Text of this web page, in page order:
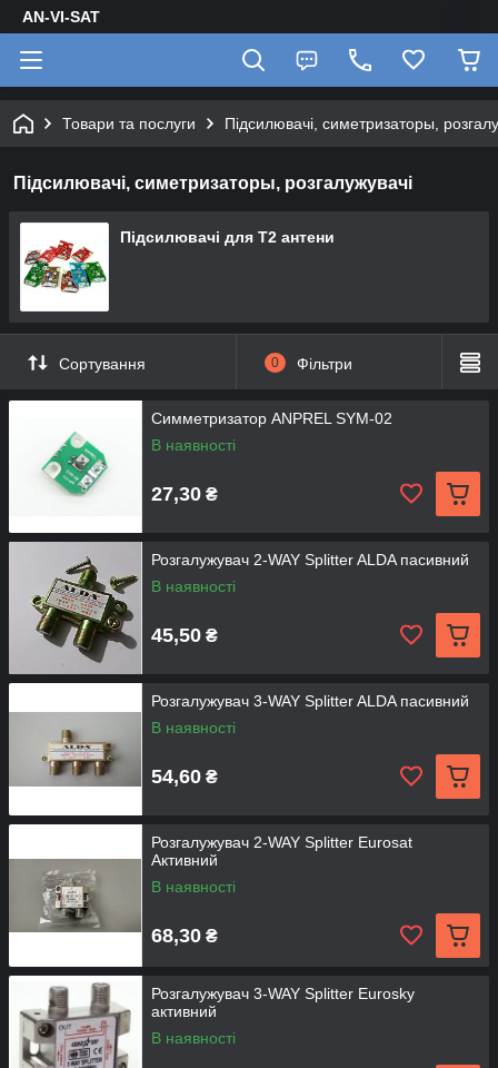
AN-VI-SAT
Товари та послуги Підсилювачі, симетризаторы,
Підсилювачі, симетризаторы, розгалужувачі
Підсилювачі для Т2 антени
Сортування 0 Фільтри
Симметризатор ANPREL SYM-02
В наявності
27,30 ₴
Розгалужувач 2-WAY Splitter ALDA пасивний
В наявності
45,50 ₴
Розгалужувач 3-WAY Splitter ALDA пасивний
В наявності
54,60 ₴
Розгалужувач 2-WAY Splitter Eurosat
Активний
В наявності
68,30 ₴
Розгалужувач 3-WAY Splitter Eurosky
активний
В наявності